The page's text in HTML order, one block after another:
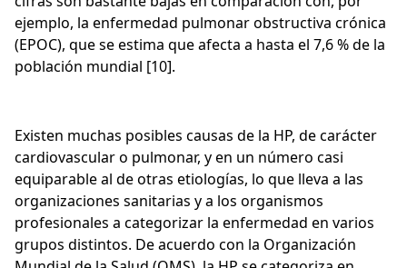
ejemplo, la enfermedad pulmonar obstructiva crónica
(EPOC), que se estima que afecta a hasta el 7,6 % de la
población mundial [10].
Existen muchas posibles causas de la HP, de carácter
cardiovascular o pulmonar, y en un número casi
equiparable al de otras etiologías, lo que lleva a las
organizaciones sanitarias y a los organismos
profesionales a categorizar la enfermedad en varios
grupos distintos. De acuerdo con la Organización